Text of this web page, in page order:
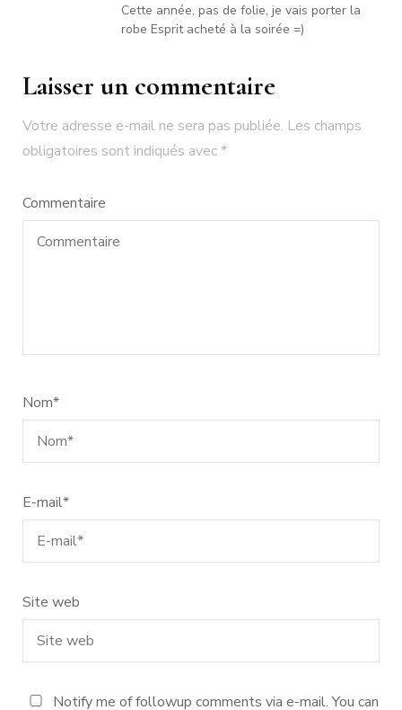
Cette année, pas de folie, je vais porter la
robe Esprit acheté à la soirée =)
Laisser un commentaire
Votre adresse e-mail ne sera pas publiée. Les champs
obligatoires sont indiqués avec*
Commentaire
Nom*
E-mail*
Site web
Notify me of followup comments via e-mail. You can